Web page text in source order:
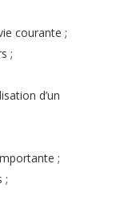
courante ;
;
d’un
;
;